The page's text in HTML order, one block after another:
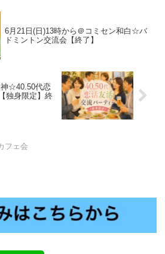
6月21日(日)13時から＠コミセン和白☆バ
ドミントン交流会【終了】
神☆40.50代恋
独身限定】終
フェ会